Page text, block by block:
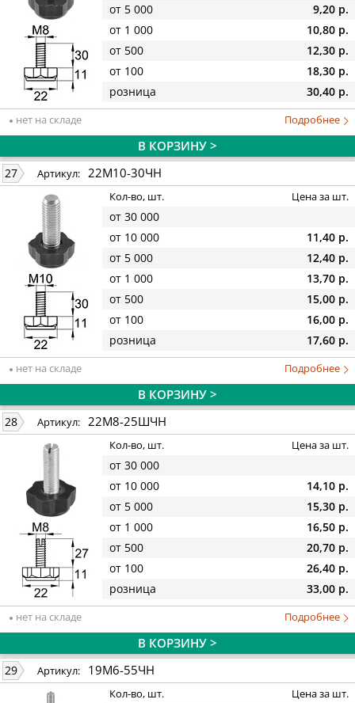
от 5 000
9,20 р.
от 1 000
10,80 р.
от 500
12,30 р.
от 100
18,30 р.
розница
30,40 р.
нет на складе Подробнее
В КОРЗИНУ >
27 Артикул: 22М10-30ЧН
Кол-во, шт. Цена за шт.
от 30 000
от 10 000
11,40 р.
от 5 000
12,40 р.
от 1 000
13,70 р.
от 500
15,00 р.
от 100
16,00 р.
розница
17,60 р.
нет на складе Подробнее
В КОРЗИНУ >
28 Артикул: 22М8-25ШЧН
Кол-во, шт. Цена за шт.
от 30 000
от 10 000
14,10 р.
от 5 000
15,30 р.
от 1 000
16,50 р.
от 500
20,70 р.
от 100
26,40 р.
розница
33,00 р.
нет на складе Подробнее
В КОРЗИНУ >
29 Артикул: 19М6-55ЧН
Кол-во, шт. Цена за шт.